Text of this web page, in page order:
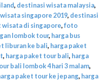
, destinasi wisata malaysia,
singapore 2019, destinasi
di singapore,foto
lombok tour, harga bus
liburan ke bali, harga paket
, harga paket tour bali, harga
bali lombok 4 hari 3 malam,
paket tour ke jepang, harga